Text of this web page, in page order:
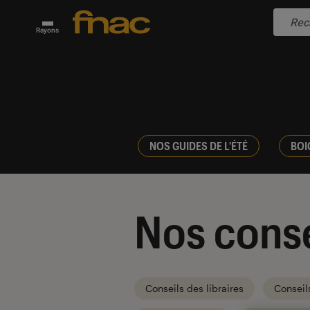
Rayons
NOS GUIDES DE L'ÉTÉ
Nos
Conseils des libraires